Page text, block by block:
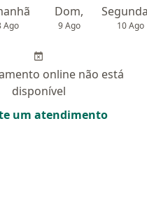
Ago
Dom,
9 Ago 10 Ago
online não está
disponível
um atendimento